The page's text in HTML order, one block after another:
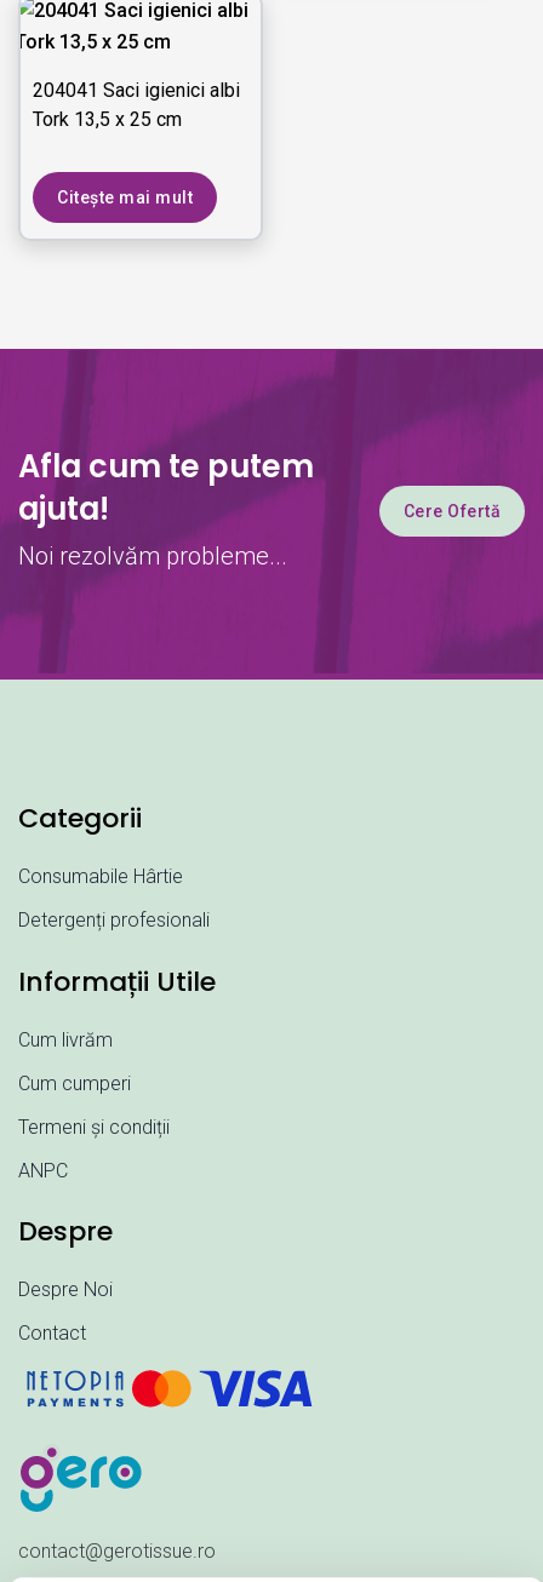
204041 Saci igienici albi
Tork 13,5 x 25 cm
Citește mai mult
Afla cum te putem
ajuta!
Noi rezolvăm probleme...
Cere Ofertă
Categorii
Consumabile Hârtie
Detergenți profesionali
Informații Utile
Cum livrăm
Cum cumperi
Termeni și condiții
ANPC
Despre
Despre Noi
Contact
contact@gerotissue.ro